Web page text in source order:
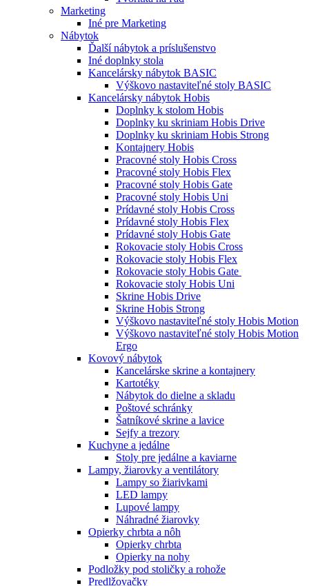
Marketing
Iné pre Marketing
Nábytok
Ďalší nábytok a príslušenstvo
Iné doplnky stola
Kancelársky nábytok BASIC
Výškovo nastaviteľné stoly BASIC
Kancelársky nábytok Hobis
Doplnky k stolom Hobis
Doplnky ku skriniam Hobis Drive
Doplnky ku skriniam Hobis Strong
Kontajnery Hobis
Pracovné stoly Hobis Cross
Pracovné stoly Hobis Flex
Pracovné stoly Hobis Gate
Pracovné stoly Hobis Uni
Prídavné stoly Hobis Cross
Prídavné stoly Hobis Flex
Prídavné stoly Hobis Gate
Rokovacie stoly Hobis Cross
Rokovacie stoly Hobis Flex
Rokovacie stoly Hobis Gate
Rokovacie stoly Hobis Uni
Skrine Hobis Drive
Skrine Hobis Strong
Výškovo nastaviteľné stoly Hobis Motion
Výškovo nastaviteľné stoly Hobis Motion
Ergo
Kovový nábytok
Kancelárske skrine a kontajnery
Kartotéky
Nábytok do dielne a skladu
Poštové schránky
Šatníkové skrine a lavice
Sejfy a trezory
Kuchyne a jedálne
Stoly pre jedálne a kaviarne
Lampy, žiarovky a ventilátory
Lampy so žiarivkami
LED lampy
Lupové lampy
Náhradné žiarovky
Opierky chrbta a nôh
Opierky chrbta
Opierky na nohy
Podložky pod stoličky a rohože
Predlžovačky